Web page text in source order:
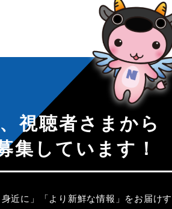
集しています！
近に」「より新鮮な情報」をお届けす